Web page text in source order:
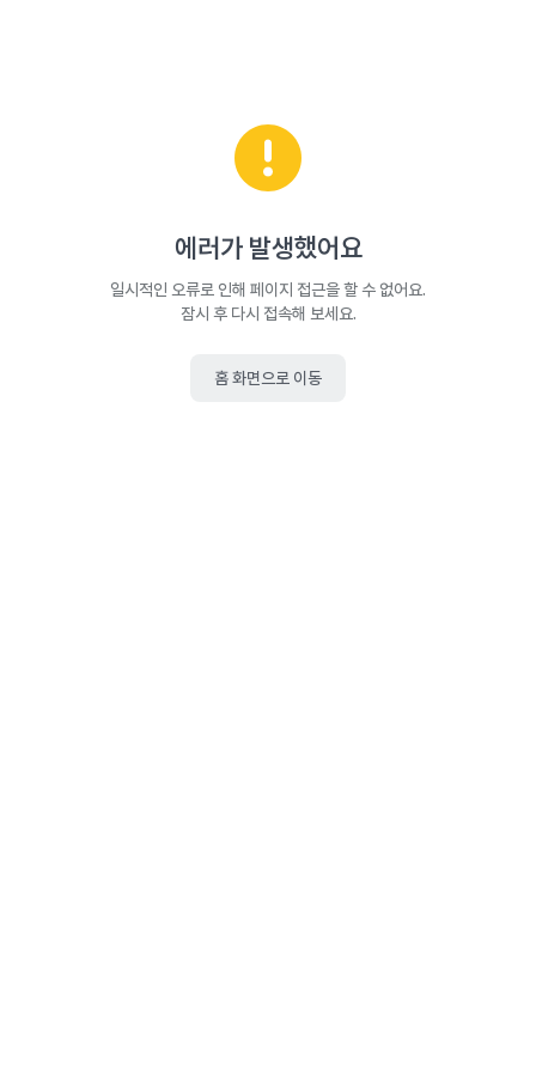
에러가 발생했어요
일시적인 오류로 인해 페이지 접근을 할 수 없어요.
잠시 후 다시 접속해 보세요.
홈 화면으로 이동